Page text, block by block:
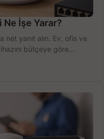
İşe Yarar?
yanıt alın. Ev, ofis ve
bütçeye göre